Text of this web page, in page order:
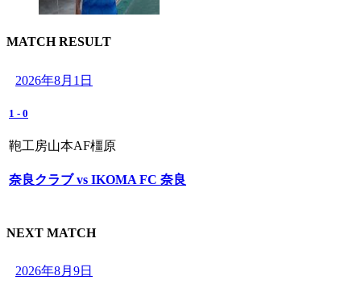
MATCH RESULT
2026年8月1日
1 - 0
鞄工房山本AF橿原
奈良クラブ vs IKOMA FC 奈良
NEXT MATCH
2026年8月9日